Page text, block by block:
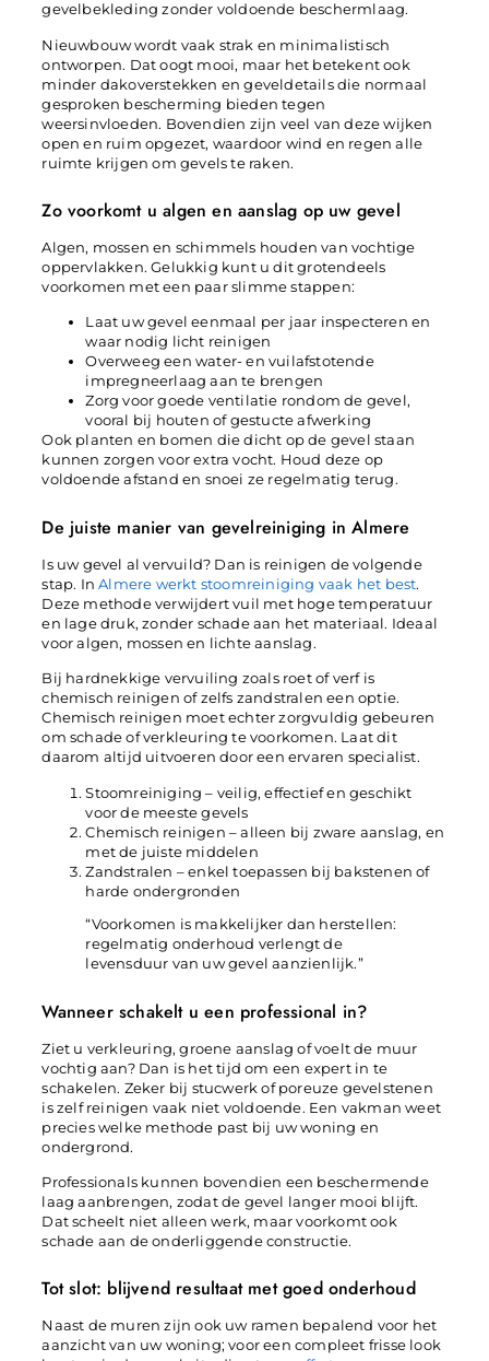
gevelbekleding zonder voldoende beschermlaag.
Nieuwbouw wordt vaak strak en minimalistisch
ontworpen. Dat oogt mooi, maar het betekent ook
minder dakoverstekken en geveldetails die normaal
gesproken bescherming bieden tegen
weersinvloeden. Bovendien zijn veel van deze wijken
open en ruim opgezet, waardoor wind en regen alle
ruimte krijgen om gevels te raken.
Zo voorkomt u algen en aanslag op uw gevel
Algen, mossen en schimmels houden van vochtige
oppervlakken. Gelukkig kunt u dit grotendeels
voorkomen met een paar slimme stappen:
Laat uw gevel eenmaal per jaar inspecteren en
waar nodig licht reinigen
Overweeg een water- en vuilafstotende
impregneerlaag aan te brengen
Zorg voor goede ventilatie rondom de gevel,
vooral bij houten of gestucte afwerking
Ook planten en bomen die dicht op de gevel staan
kunnen zorgen voor extra vocht. Houd deze op
voldoende afstand en snoei ze regelmatig terug.
De juiste manier van gevelreiniging in Almere
Is uw gevel al vervuild? Dan is reinigen de volgende
stap. InAlmere werkt stoomreiniging vaak het best.
Deze methode verwijdert vuil met hoge temperatuur
en lage druk, zonder schade aan het materiaal. Ideaal
voor algen, mossen en lichte aanslag.
Bij hardnekkige vervuiling zoals roet of verf is
chemisch reinigen of zelfs zandstralen een optie.
Chemisch reinigen moet echter zorgvuldig gebeuren
om schade of verkleuring te voorkomen. Laat dit
daarom altijd uitvoeren door een ervaren specialist.
Stoomreiniging – veilig, effectief en geschikt
voor de meeste gevels
Chemisch reinigen – alleen bij zware aanslag, en
met de juiste middelen
Zandstralen – enkel toepassen bij bakstenen of
harde ondergronden
“Voorkomen is makkelijker dan herstellen:
regelmatig onderhoud verlengt de
levensduur van uw gevel aanzienlijk.”
Wanneer schakelt u een professional in?
Ziet u verkleuring, groene aanslag of voelt de muur
vochtig aan? Dan is het tijd om een expert in te
schakelen. Zeker bij stucwerk of poreuze gevelstenen
is zelf reinigen vaak niet voldoende. Een vakman weet
precies welke methode past bij uw woning en
ondergrond.
Professionals kunnen bovendien een beschermende
laag aanbrengen, zodat de gevel langer mooi blijft.
Dat scheelt niet alleen werk, maar voorkomt ook
schade aan de onderliggende constructie.
Tot slot: blijvend resultaat met goed onderhoud
Naast de muren zijn ook uw ramen bepalend voor het
aanzicht van uw woning; voor een compleet frisse look